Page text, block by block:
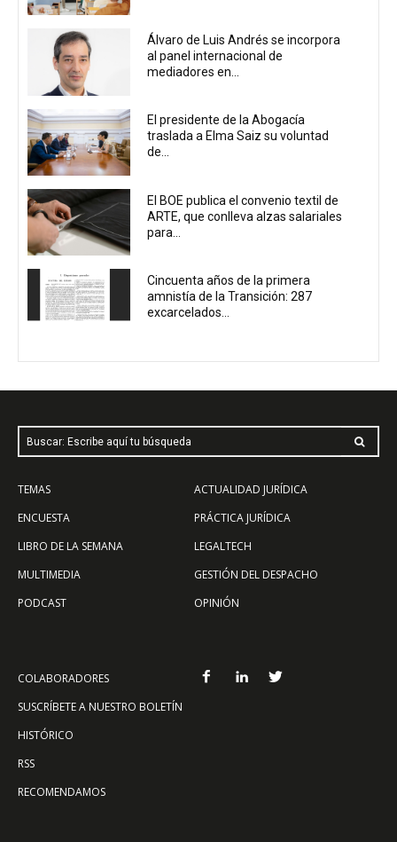
Álvaro de Luis Andrés se incorpora
al panel internacional de
mediadores en...
El presidente de la Abogacía
traslada a Elma Saiz su voluntad
de...
El BOE publica el convenio textil de
ARTE, que conlleva alzas salariales
para...
Cincuenta años de la primera
amnistía de la Transición: 287
excarcelados...
Buscar: Escribe aquí tu búsqueda
TEMAS
ENCUESTA
LIBRO DE LA SEMANA
MULTIMEDIA
PODCAST
ACTUALIDAD JURÍDICA
PRÁCTICA JURÍDICA
LEGALTECH
GESTIÓN DEL DESPACHO
OPINIÓN
COLABORADORES
SUSCRÍBETE A NUESTRO BOLETÍN
HISTÓRICO
RSS
RECOMENDAMOS